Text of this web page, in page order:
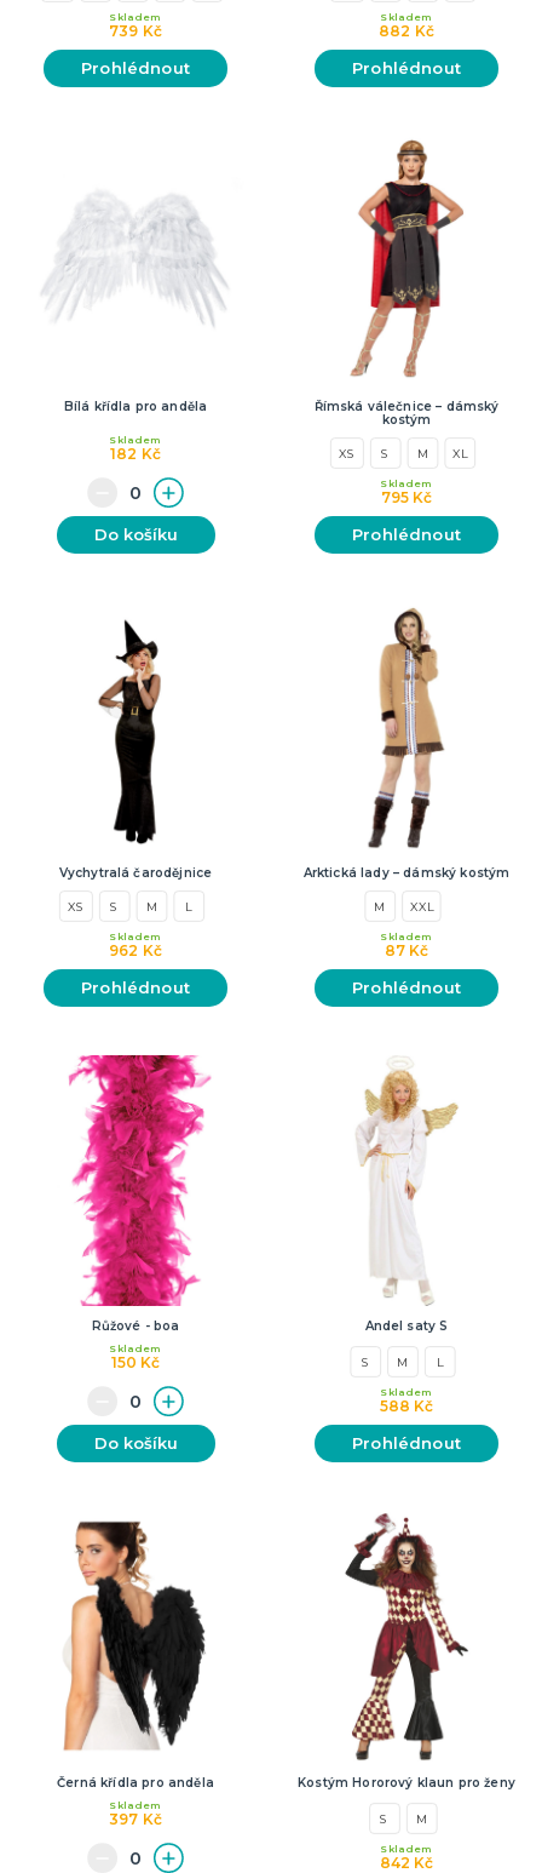
739 Kč
Skladem
Prohlédnout
882 Kč
Skladem
Prohlédnout
Bílá křídla pro anděla
182 Kč
Skladem
Do košíku
Římská válečnice – dámský
kostým
XS S M XL
795 Kč
Skladem
Prohlédnout
Vychytralá čarodějnice
XS S M L
962 Kč
Skladem
Prohlédnout
Arktická lady – dámský kostým
M XXL
87 Kč
Skladem
Prohlédnout
Růžové - boa
150 Kč
Skladem
Do košíku
Andel saty S
S M L
588 Kč
Skladem
Prohlédnout
Černá křídla pro anděla
397 Kč
Skladem
Kostým Hororový klaun pro ženy
S M
842 Kč
Skladem